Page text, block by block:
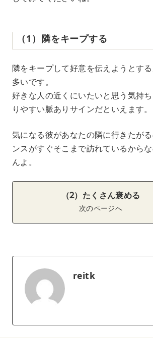
（1）隣をキープする
隣をキープして好意を伝えようとす
多いです。
好きな人の近くにいたいと思う気持
りやすい脈ありサインだといえます。
気になる彼があなたの隣に行きたが
ンスがすぐそこまで訪れているから
んよ。
（2）たくさん褒める
次のページへ
reitk